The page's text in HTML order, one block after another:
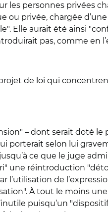
personnes privées
privée, chargée
Elle aurait été ainsi
pas, comme en
de loi qui
– dont serait doté
porterait selon lui
ce que le juge
une réintroduction
l’utilisation de
À tout le moins
puisqu’un